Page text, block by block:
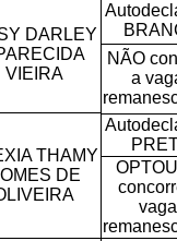
DARLEY
VIEIRA
NÃO
a
THAMY
DE